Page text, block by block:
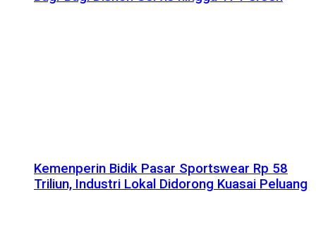
Kemenperin Bidik Pasar Sportswear Rp 58
Triliun, Industri Lokal Didorong Kuasai Peluang